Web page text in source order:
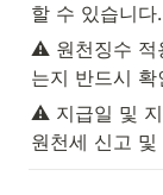
할 수 있습니다.
⚠️ 원천징수 적
는지 반드시 확
⚠️ 지급일 및 지
원천세 신고